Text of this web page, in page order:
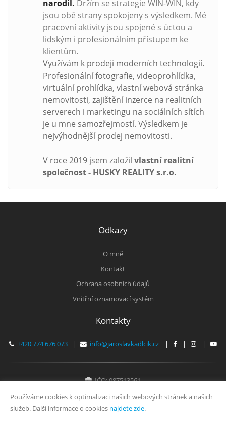
narodil. Držím se strategie WIN-WIN, kdy
jsou obě strany spokojeny s výsledkem. Mé
pracovní aktivity jsou spojené s úctou a
lidským i profesionálním přístupem ke
klientům.
Využívám k prodeji moderních technologií.
Profesionální fotografie, videoprohlídka,
virtuální prohlídka, vlastní webová stránka
nemovitosti, zajištění inzerce na realitních
serverech i marketingu na sociálních sítích
je u mne samozřejmostí. Výsledkem je
nejvýhodnější prodej nemovitosti.
V roce 2019 jsem založilvlastní realitní
společnost - HUSKY REALITY s.r.o.
Odkazy
O mně
Kontakt
Ochrana osobních údajů
Vnitřní oznamovací systém
Kontakty
+420 774 676 073 | info@jaroslavkadlcik.cz | | |
IČO: 087513561
Používáme cookies k optimalizaci našich webových stránek a našich
služeb. Další informace o cookies najdete zde.